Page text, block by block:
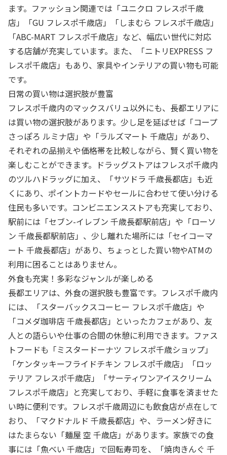
ます。ファッション関連では「ユニクロ フレスポ千歳
店」「GU フレスポ千歳店」「しまむら フレスポ千歳店」
「ABC-MART フレスポ千歳店」など、幅広い世代に対応
する店舗が充実しています。また、「ニトリEXPRESS フ
レスポ千歳店」もあり、家具やインテリアの買い物も可能
です。
日常の買い物は選択肢が豊富
フレスポ千歳内のマックスバリュ以外にも、長都エリアに
は買い物の選択肢があります。少し足を延ばせば「コープ
さっぽろ ルミナ店」や「ラルズマート 千歳店」があり、
それぞれの品揃えや価格帯を比較しながら、賢く買い物を
楽しむことができます。ドラッグストアはフレスポ千歳内
のツルハドラッグに加え、「サツドラ 千歳長都店」も近
くにあり、ポイントカードやセールに合わせて使い分ける
住民も多いです。コンビニエンスストアも充実しており、
駅前には「セブン-イレブン 千歳長都駅前店」や「ローソ
ン 千歳長都駅前店」、少し離れた場所には「セイコーマ
ート 千歳長都店」があり、ちょっとした買い物やATMの
利用に困ることはありません。
外食も充実！多彩なジャンルが楽しめる
長都エリアは、外食の選択肢も豊富です。フレスポ千歳内
には、「スターバックスコーヒー フレスポ千歳店」や
「コメダ珈琲店 千歳長都店」といったカフェがあり、友
人との語らいや仕事の合間の休憩に利用できます。ファス
トフードも「ミスタードーナツ フレスポ千歳ショップ」
「ケンタッキーフライドチキン フレスポ千歳店」「ロッ
テリア フレスポ千歳店」「サーティワンアイスクリーム
フレスポ千歳店」と充実しており、手軽に食事を済ませた
い時に便利です。フレスポ千歳周辺にも飲食店が点在して
おり、「マクドナルド 千歳長都店」や、ラーメン好きに
はたまらない「麺屋 空 千歳店」があります。家族での食
事には「魚べい 千歳店」で回転寿司を、「焼肉きんぐ 千